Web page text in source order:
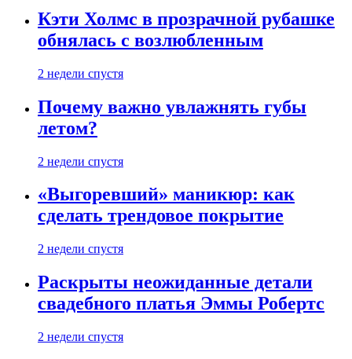
Кэти Холмс в прозрачной рубашке
обнялась с возлюбленным
2 недели спустя
Почему важно увлажнять губы
летом?
2 недели спустя
«Выгоревший» маникюр: как
сделать трендовое покрытие
2 недели спустя
Раскрыты неожиданные детали
свадебного платья Эммы Робертс
2 недели спустя